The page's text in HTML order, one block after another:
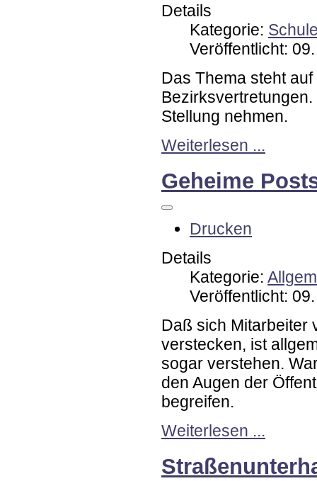
Details
Kategorie:
Veröffentlicht:
Das Thema steht
Stellung nehmen.
Weiterlesen ...
Geheime
Drucken
Details
Kategorie:
Veröffentlicht:
Daß sich Mitarbeiter
verstecken, ist
sogar verstehen.
den Augen der
begreifen.
Weiterlesen ...